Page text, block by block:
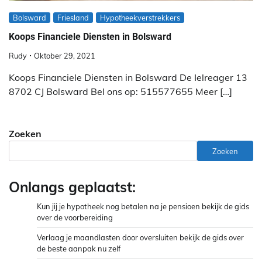
Bolsward Friesland Hypotheekverstrekkers
Koops Financiele Diensten in Bolsward
Rudy Oktober 29, 2021
Koops Financiele Diensten in Bolsward De Ielreager 13
8702 CJ Bolsward Bel ons op: 515577655 Meer […]
Zoeken
Zoeken
Onlangs geplaatst:
Kun jij je hypotheek nog betalen na je pensioen bekijk de gids
over de voorbereiding
Verlaag je maandlasten door oversluiten bekijk de gids over
de beste aanpak nu zelf